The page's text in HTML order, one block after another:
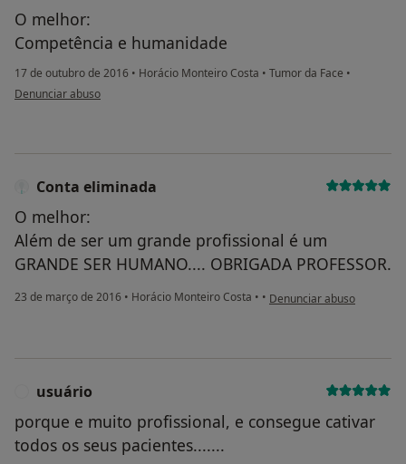
O melhor:
Competência e humanidade
17 de outubro de 2016 • Horácio Monteiro Costa • Tumor da Face •
na opinião do utilizador paciente anônimo
Denunciar abuso
Conta eliminada
O melhor:
Além de ser um grande profissional é um
GRANDE SER HUMANO.... OBRIGADA PROFESSOR.
23 de março de 2016 • Horácio Monteiro Costa • • na opinião do utilizador
Denunciar abuso
usuário
porque e muito profissional, e consegue cativar
todos os seus pacientes.......